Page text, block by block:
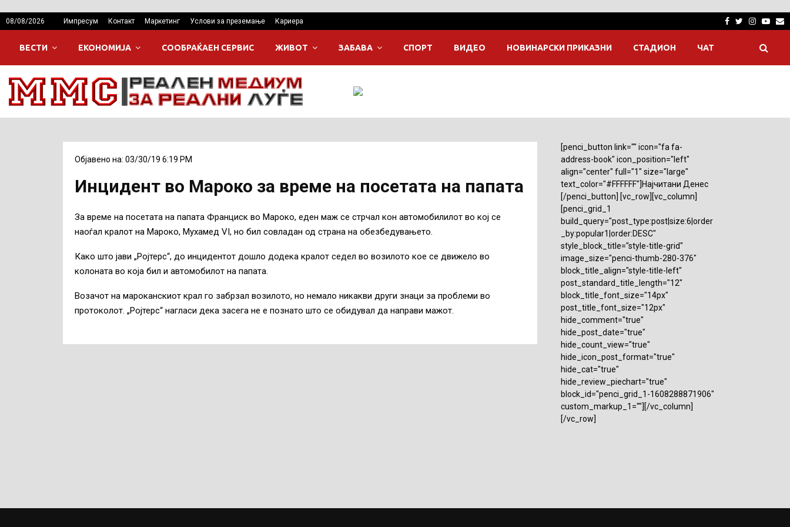
08/08/2026 Импресум Контакт Маркетинг Услови за преземање Кариера Facebook
Twitter
ВЕСТИ ЕКОНОМИЈА СООБРАЌАЕН СЕРВИС ЖИВОТ ЗАБАВА СПОРТ ВИДЕО НОВИНАРСКИ ПРИКАЗНИ СТАДИОН ЧАТ
Објавено на: 03/30/19 6:19 PM
Инцидент во Мароко за време на посетата на папата
За време на посетата на папата Франциск во Мароко, еден маж се стрчал кон автомобилилот во кој се
наоѓал кралот на Мароко, Мухамед VI, но бил совладан од страна на обезбедувањето.
Како што јави „Ројтерс“, до инцидентот дошло додека кралот седел во возилото кое се движело во
колоната во која бил и автомобилот на папата.
Возачот на мароканскиот крал го забрзал возилото, но немало никакви други знаци за проблеми во
протоколот. „Ројтерс“ нагласи дека засега не е познато што се обидувал да направи мажот.
[penci_button link="" icon="fa fa-
address-book" icon_position="left"
align="center" full="1" size="large"
text_color="#FFFFFF"]Најчитани Денес
[/penci_button] [vc_row][vc_column]
[penci_grid_1
build_query="post_type:post|size:6|order
_by:popular1|order:DESC"
style_block_title="style-title-grid"
image_size="penci-thumb-280-376"
block_title_align="style-title-left"
post_standard_title_length="12"
block_title_font_size="14px"
post_title_font_size="12px"
hide_comment="true"
hide_post_date="true"
hide_count_view="true"
hide_icon_post_format="true"
hide_cat="true"
hide_review_piechart="true"
block_id="penci_grid_1-1608288871906"
custom_markup_1=""][/vc_column]
[/vc_row]